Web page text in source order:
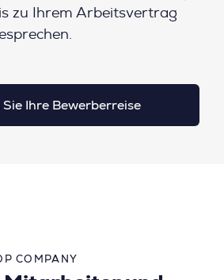
zu Ihrem Arbeitsvertrag
Ihre Bewerberreise
COMPANY